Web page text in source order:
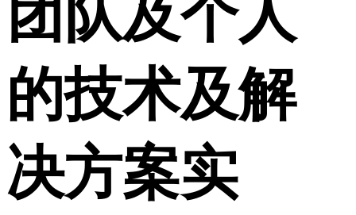
团队及个人
的技术及解
决方案实